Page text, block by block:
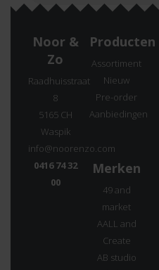
Noor &
Zo
Raadhuisstraat
8
5165 CH
Waspik
info@noorenzo.com
0416 74 32
00
Producten
Assortiment
Nieuw
Pre-order
Aanbiedingen
Merken
49 and
market
AALL and
Create
AB studio